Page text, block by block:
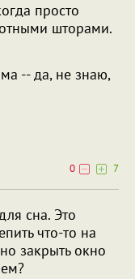
просто
шторами.
-- да, не знаю,
0
7
сна. Это
что-то на
закрыть окно